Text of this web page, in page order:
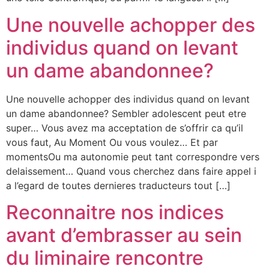
Une nouvelle achopper des
individus quand on levant
un dame abandonnee?
Une nouvelle achopper des individus quand on levant
un dame abandonnee? Sembler adolescent peut etre
super… Vous avez ma acceptation de s’offrir ca qu’il
vous faut, Au Moment Ou vous voulez… Et par
momentsOu ma autonomie peut tant correspondre vers
delaissement… Quand vous cherchez dans faire appel i
a l’egard de toutes dernieres traducteurs tout […]
Reconnaitre nos indices
avant d’embrasser au sein
du liminaire rencontre